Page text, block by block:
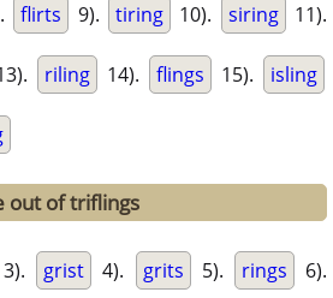
flirts 9). tiring 10). siring 11).
riling 14). flings 15). isling
out of triflings
3). grist 4). grits 5). rings 6).